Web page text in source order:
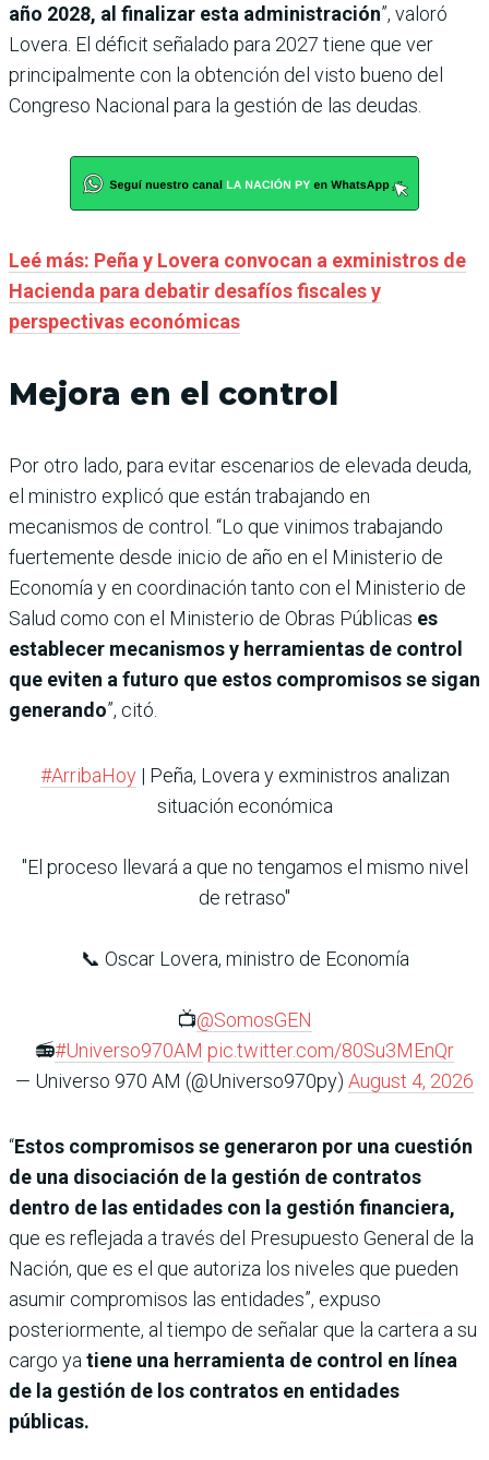
año 2028, al finalizar esta administración”, valoró
Lovera. El déficit señalado para 2027 tiene que ver
principalmente con la obtención del visto bueno del
Congreso Nacional para la gestión de las deudas.
Leé más: Peña y Lovera convocan a exministros de
Hacienda para debatir desafíos fiscales y
perspectivas económicas
Mejora en el control
Por otro lado, para evitar escenarios de elevada deuda,
el ministro explicó que están trabajando en
mecanismos de control. “Lo que vinimos trabajando
fuertemente desde inicio de año en el Ministerio de
Economía y en coordinación tanto con el Ministerio de
Salud como con el Ministerio de Obras Públicas es
establecer mecanismos y herramientas de control
que eviten a futuro que estos compromisos se sigan
generando”, citó.
#ArribaHoy| Peña, Lovera y exministros analizan
situación económica
"El proceso llevará a que no tengamos el mismo nivel
de retraso"
📞 Oscar Lovera, ministro de Economía
📺@SomosGEN
📻#Universo970AM pic.twitter.com/80Su3MEnQr
— Universo 970 AM (@Universo970py) August 4, 2026
“Estos compromisos se generaron por una cuestión
de una disociación de la gestión de contratos
dentro de las entidades con la gestión financiera,
que es reflejada a través del Presupuesto General de la
Nación, que es el que autoriza los niveles que pueden
asumir compromisos las entidades”, expuso
posteriormente, al tiempo de señalar que la cartera a su
cargo ya tiene una herramienta de control en línea
de la gestión de los contratos en entidades
públicas.